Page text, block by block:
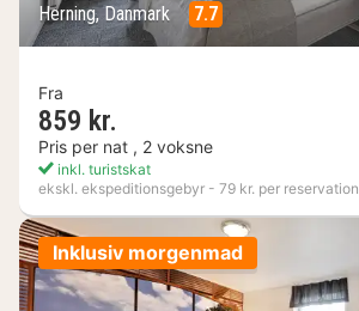
Herning, Danmark 7.7
Fra
859 kr.
Pris per nat , 2 voksne
inkl. turistskat
ekskl. ekspeditionsgebyr - 79 kr. per reservation
Inklusiv morgenmad